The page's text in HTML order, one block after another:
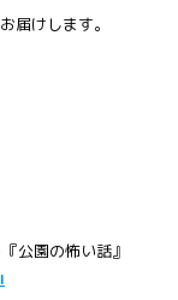
届けします。
公園の怖い話』